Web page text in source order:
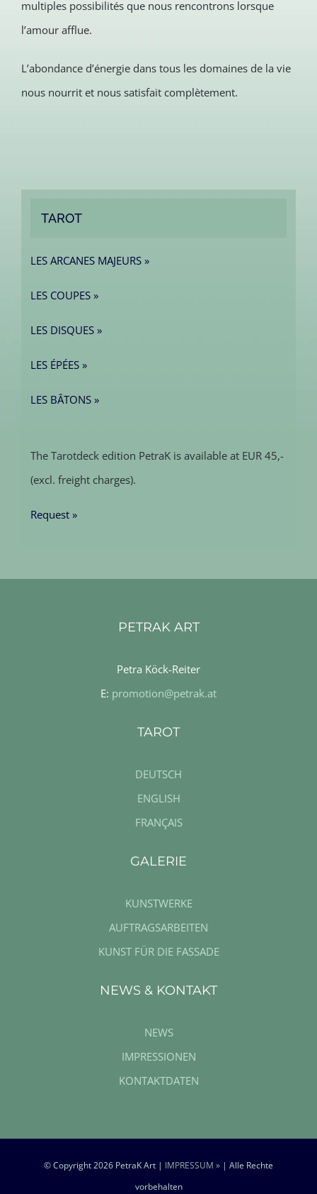
multiples possibilités que nous rencontrons lorsque
l’amour afflue.
L’abondance d’énergie dans tous les domaines de la vie
nous nourrit et nous satisfait complètement.
TAROT
LES ARCANES MAJEURS »
LES COUPES »
LES DISQUES »
LES ÉPÉES »
LES BÂTONS »
The Tarotdeck edition PetraK is available at EUR 45,-
(excl. freight charges).
Request »
PETRAK ART
Petra Köck-Reiter
E: promotion@petrak.at
TAROT
DEUTSCH
ENGLISH
FRANÇAIS
GALERIE
KUNSTWERKE
AUFTRAGSARBEITEN
KUNST FÜR DIE FASSADE
NEWS & KONTAKT
NEWS
IMPRESSIONEN
KONTAKTDATEN
© Copyright2026 PetraK Art | IMPRESSUM » | Alle Rechte
vorbehalten